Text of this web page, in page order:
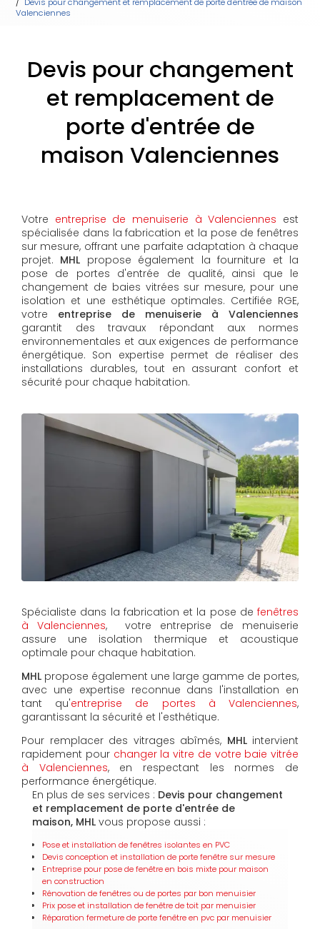
Valenciennes
Devis pour changement
et remplacement de
porte d'entrée de
maison Valenciennes
Votre entreprise de menuiserie à Valenciennes est
spécialisée dans la fabrication et la pose de fenêtres
sur mesure, offrant une parfaite adaptation à chaque
projet. MHL propose également la fourniture et la
pose de portes d'entrée de qualité, ainsi que le
changement de baies vitrées sur mesure, pour une
isolation et une esthétique optimales. Certifiée RGE,
votre entreprise de menuiserie à Valenciennes
garantit des travaux répondant aux normes
environnementales et aux exigences de performance
énergétique. Son expertise permet de réaliser des
installations durables, tout en assurant confort et
sécurité pour chaque habitation.
Spécialiste dans la fabrication et la pose de fenêtres
à Valenciennes, votre entreprise de menuiserie
assure une isolation thermique et acoustique
optimale pour chaque habitation.
MHL propose également une large gamme de portes,
avec une expertise reconnue dans l'installation en
tant qu'entreprise de portes à Valenciennes,
garantissant la sécurité et l'esthétique.
Pour remplacer des vitrages abîmés, MHLintervient
rapidement pour changer la vitre de votre baie vitrée
à Valenciennes, en respectant les normes de
performance énergétique.
En plus de ses services : Devis pour changement
et remplacement de porte d'entrée de
maison, MHL vous propose aussi :
Pose et installation de fenêtres isolantes en PVC
Devis conception et installation de porte fenêtre sur mesure
Entreprise pour pose de fenêtre en bois mixte pour maison
en construction
Rénovation de fenêtres ou de portes par bon menuisier
Prix pose et installation de fenêtre de toit par menuisier
Réparation fermeture de porte fenêtre en pvc par menuisier